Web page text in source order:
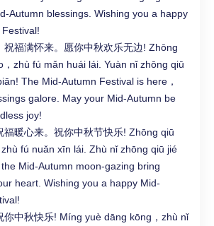
Autumn blessings. Wishing you a happy
祝福满怀来。愿你中秋欢乐无边! Zhōng
，zhù fú mǎn huái lái. Yuàn nǐ zhōng qiū
The Mid-Autumn Festival is here，
galore. May your Mid-Autumn be
joy!
福暖心来。祝你中秋节快乐! Zhōng qiū
fú nuǎn xīn lái. Zhù nǐ zhōng qiū jié
Mid-Autumn moon-gazing bring
heart. Wishing you a happy Mid-
你中秋快乐! Míng yuè dāng kōng，zhù nǐ